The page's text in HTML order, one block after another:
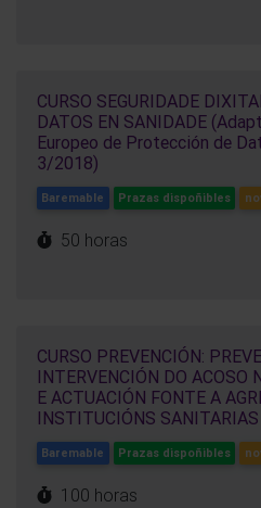
CURSO SEGURIDADE
DATOS EN SANIDADE
Europeo de Protección de
3/2018)
Baremable Prazas dispoñibles
50 horas
CURSO PREVENCIÓN:
INTERVENCIÓN DO ACOSO
E ACTUACIÓN FONTE A
INSTITUCIÓNS SANITARIAS
Baremable Prazas dispoñibles
100 horas